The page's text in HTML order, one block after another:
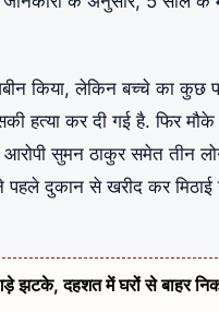
किया, लेकिन बच्‍चे का कुछ
हत्या कर दी गई है. फिर मौके
सुमन ठाकुर समेत तीन
दुकान से खरीद कर मिठाई
झटके, दहशत में घरों से बाहर